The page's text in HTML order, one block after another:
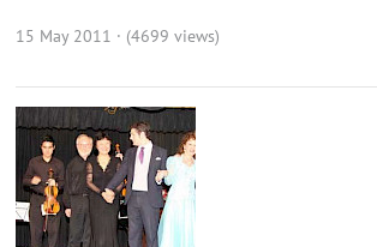
15 May 2011 · (4699 views)